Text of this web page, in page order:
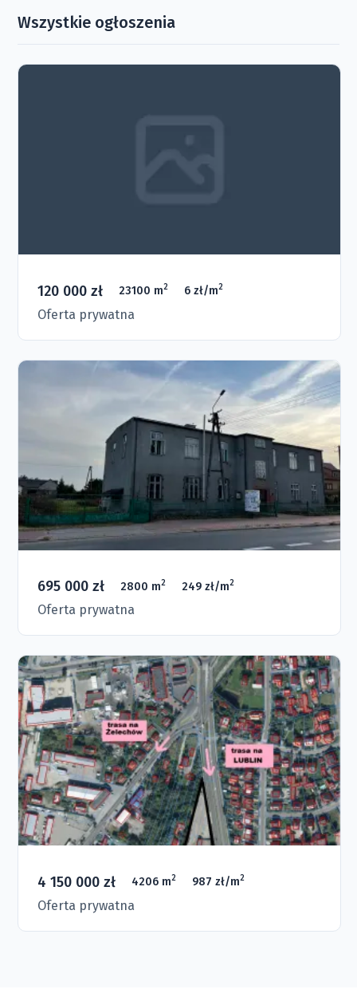
Wszystkie ogłoszenia
120 000 zł 23100 m2 6 zł/m2
Oferta prywatna
695 000 zł 2800 m2 249 zł/m2
Oferta prywatna
4 150 000 zł 4206 m2 987 zł/m2
Oferta prywatna